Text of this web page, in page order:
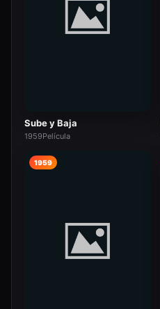
Sube y Baja
1959Película
1959